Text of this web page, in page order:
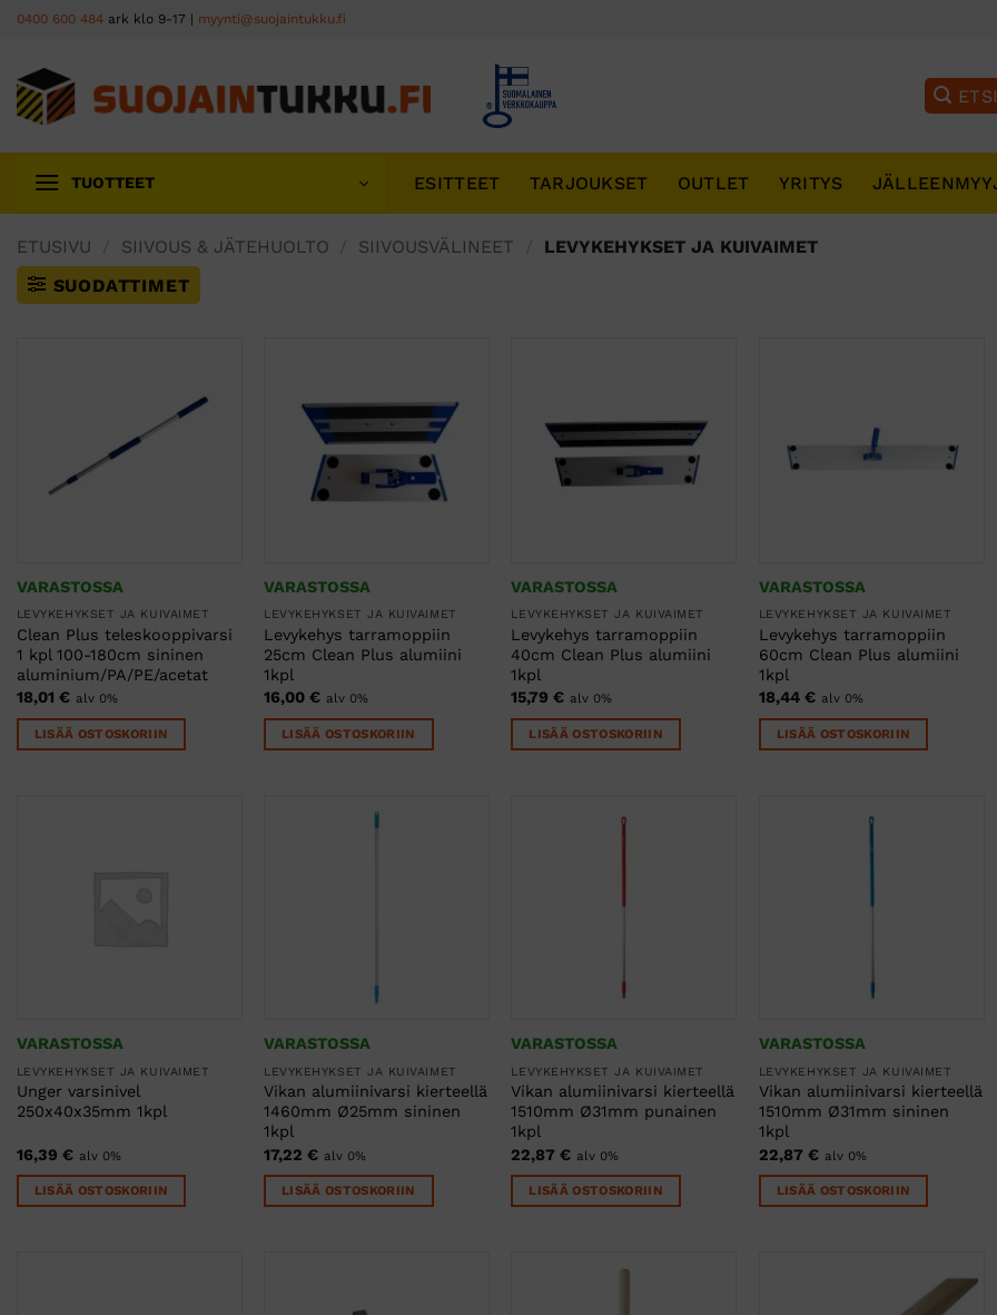
Skip
content
0400 600 484 ark klo 9-17 | myynti@suojaintukku.fi
TUOTTEET ESITTEET TARJOUKSET OUTLET YRITYS
ETUSIVU SIIVOUS & JÄTEHUOLTO SIIVOUSVÄLINEET
LEVYKEHYKSET JA KUIVAIMET
SUODATTIMET
VARASTOSSA
LEVYKEHYKSET JA KUIVAIMET
Clean Plus teleskooppivarsi
1 kpl 100-180cm sininen
aluminium/PA/PE/acetat
18,01 € alv 0%
LISÄÄ OSTOSKORIIN
VARASTOSSA
LEVYKEHYKSET JA KUIVAIMET
Levykehys tarramoppiin
25cm Clean Plus alumiini
1kpl
16,00€ alv 0%
LISÄÄ OSTOSKORIIN
VARASTOSSA
LEVYKEHYKSET JA KUIVAIMET
Levykehys tarramoppiin
40cm Clean Plus alumiini
1kpl
15,79€ alv 0%
LISÄÄ OSTOSKORIIN
VARASTOSSA
LEVYKEHYKSET JA KUIVAIMET
Levykehys tarramoppiin
60cm Clean Plus alumiini
1kpl
18,44 € alv 0%
LISÄÄ OSTOSKORIIN
VARASTOSSA
LEVYKEHYKSET JA KUIVAIMET
Unger varsinivel
250x40x35mm 1kpl
16,39 € alv 0%
LISÄÄ OSTOSKORIIN
VARASTOSSA
LEVYKEHYKSET JA KUIVAIMET
Vikan alumiinivarsi kierteellä
1460mm Ø25mm sininen
1kpl
17,22€ alv 0%
LISÄÄ OSTOSKORIIN
VARASTOSSA
LEVYKEHYKSET JA KUIVAIMET
Vikan alumiinivarsi kierteellä
1510mm Ø31mm punainen
1kpl
22,87€ alv 0%
LISÄÄ OSTOSKORIIN
VARASTOSSA
LEVYKEHYKSET JA KUIVAIMET
Vikan alumiinivarsi kierteellä
1510mm Ø31mm sininen
1kpl
22,87 € alv 0%
LISÄÄ OSTOSKORIIN